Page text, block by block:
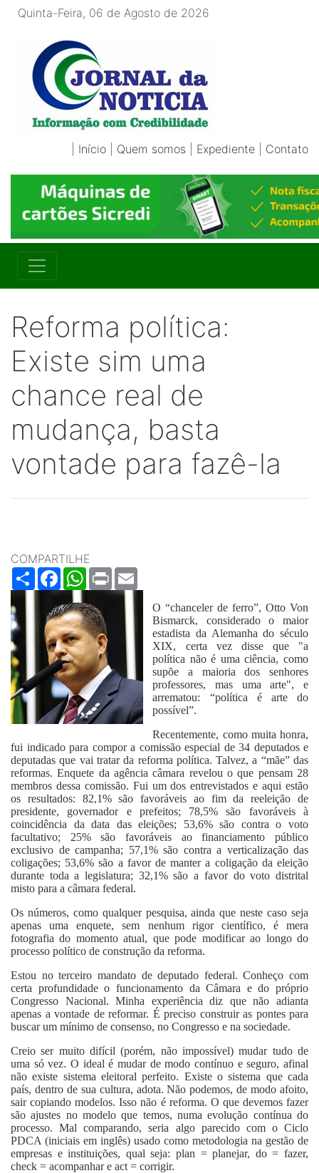
Quinta-Feira, 06 de Agosto de 2026
Início Quem somos Expediente Contato
Reforma política:
Existe sim uma
chance real de
mudança, basta
vontade para fazê-la
COMPARTILHE
ShareFacebookWhatsApp
Print
O “chanceler de ferro”, Otto Von
Bismarck, considerado o maior
estadista da Alemanha do século
XIX, certa vez disse que "a
política não é uma ciência, como
supõe a maioria dos senhores
professores, mas uma arte", e
arrematou: “política é arte do
possível”.
Recentemente, como muita honra,
fui indicado para compor a comissão especial de 34 deputados e
deputadas que vai tratar da reforma política. Talvez, a “mãe” das
reformas. Enquete da agência câmara revelou o que pensam 28
membros dessa comissão. Fui um dos entrevistados e aqui estão
os resultados: 82,1% são favoráveis ao fim da reeleição de
presidente, governador e prefeitos; 78,5% são favoráveis à
coincidência da data das eleições; 53,6% são contra o voto
facultativo; 25% são favoráveis ao financiamento público
exclusivo de campanha; 57,1% são contra a verticalização das
coligações; 53,6% são a favor de manter a coligação da eleição
durante toda a legislatura; 32,1% são a favor do voto distrital
misto para a câmara federal.
Os números, como qualquer pesquisa, ainda que neste caso seja
apenas uma enquete, sem nenhum rigor científico, é mera
fotografia do momento atual, que pode modificar ao longo do
processo político de construção da reforma.
Estou no terceiro mandato de deputado federal. Conheço com
certa profundidade o funcionamento da Câmara e do próprio
Congresso Nacional. Minha experiência diz que não adianta
apenas a vontade de reformar. É preciso construir as pontes para
buscar um mínimo de consenso, no Congresso e na sociedade.
Creio ser muito difícil (porém, não impossível) mudar tudo de
uma só vez. O ideal é mudar de modo contínuo e seguro, afinal
não existe sistema eleitoral perfeito. Existe o sistema que cada
país, dentro de sua cultura, adota. Não podemos, de modo afoito,
sair copiando modelos. Isso não é reforma. O que devemos fazer
são ajustes no modelo que temos, numa evolução contínua do
processo. Mal comparando, seria algo parecido com o Ciclo
PDCA (iniciais em inglês) usado como metodologia na gestão de
empresas e instituições, qual seja: plan = planejar, do = fazer,
check = acompanhar e act = corrigir.